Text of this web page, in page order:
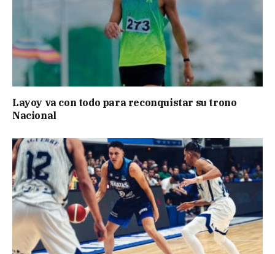
Layoy va con todo para reconquistar su trono
Nacional